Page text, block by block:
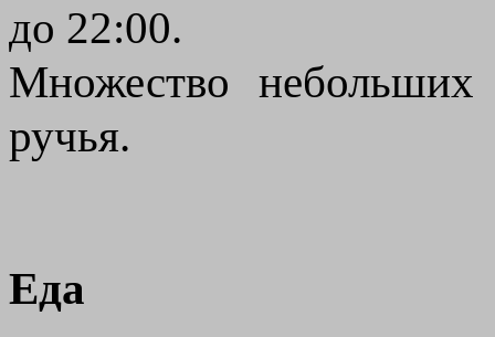
до 22:00.
Множество небольших
ручья.
Еда